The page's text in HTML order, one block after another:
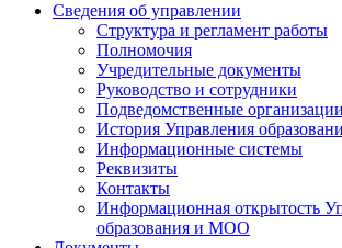
Сведения об управлении
Структура и регламент работы
Полномочия
Учредительные документы
Руководство и сотрудники
Подведомственные организации
История Управления
Информационные системы
Реквизиты
Контакты
Информационная открытость
образования и МОО